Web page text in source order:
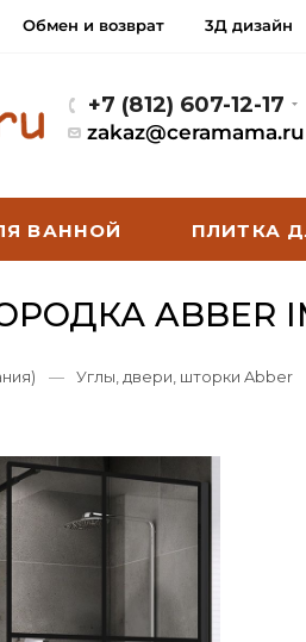
Обмен и возврат 3Д дизайн
+7 (812) 607-12-17
zakaz@ceramama.ru
ВАННОЙ ПЛИТКА
ABBER
— Углы, двери, шторки Abber